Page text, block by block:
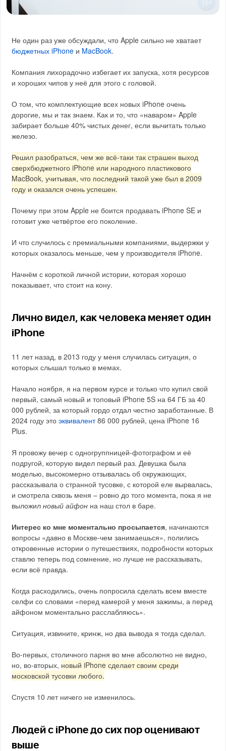
Не один раз уже обсуждали, что Apple сильно не хватает
бюджетных iPhone и MacBook.
Компания лихорадочно избегает их запуска, хотя ресурсов
и хороших чипов у неё для этого с головой.
О том, что комплектующие всех новых iPhone очень
дорогие, мы и так знаем. Как и то, что «наваром» Apple
забирает больше 40% чистых денег, если вычитать только
железо.
Решил разобраться, чем же всё-таки так страшен выход
сверхбюджетного iPhone или народного пластикового
MacBook, учитывая, что последний такой уже был в 2009
году и оказался очень успешен.
Почему при этом Apple не боится продавать iPhone SE и
готовит уже четвёртое его поколение.
И что случилось с премиальными компаниями, выдержки у
которых оказалось меньше, чем у производителя iPhone.
Начнём с короткой личной истории, которая хорошо
показывает, что стоит на кону.
Лично видел, как человека меняет один
iPhone
11 лет назад, в 2013 году у меня случилась ситуация, о
которых слышал только в мемах.
Начало ноября, я на первом курсе и только что купил свой
первый, самый новый и топовый iPhone 5S на 64 ГБ за 40
000 рублей, за который гордо отдал честно заработанные. В
2024 году этоэквивалент86 000 рублей, цена iPhone 16
Plus.
Я провожу вечер с одногруппницей-фотографом и её
подругой, которую видел первый раз. Девушка была
моделью, высокомерно отзывалась об окружающих,
рассказывала о странной тусовке, с которой еле вырвалась,
и смотрела сквозь меня – ровно до того момента, пока я не
выложилновый айфон на наш стол в баре.
Интерес ко мне моментально просыпается, начинаются
вопросы «давно в Москве-чем занимаешься», полились
откровенные истории о путешествиях, подробности которых
ставлю теперь под сомнение, но лучше не рассказывать,
если всё правда.
Когда расходились, очень попросила сделать всем вместе
селфи со словами «перед камерой у меня зажимы, а перед
айфоном моментально расслабляюсь».
Ситуация, извините, кринж, но два вывода я тогда сделал.
Во-первых, столичного парня во мне абсолютно не видно,
но, во-вторых, новый iPhone сделает своим среди
московской тусовки любого.
Спустя 10 лет ничего не изменилось.
Людей с iPhone до сих пор оценивают
выше